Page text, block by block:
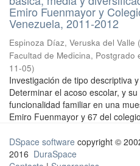
Emiro Fuenmayor y
Venezuela, 2011-2012
Espinoza Díaz, Veruska del Valle (
Facultad de Medicina, Postgrado
11-05)
Investigación de tipo descriptiva
Determinar el acoso escolar, y
funcionalidad familiar en una
Emiro Fuenmayor y 67 del
DSpace software copyright ©
2016 DuraSpace